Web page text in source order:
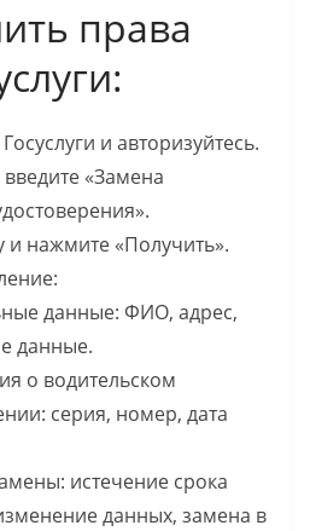
права
и авторизуйтесь.
«Замена
и нажмите «Получить».
данные: ФИО, адрес,
данные.
о водительском
серия, номер, дата
истечение срока
данных, замена в